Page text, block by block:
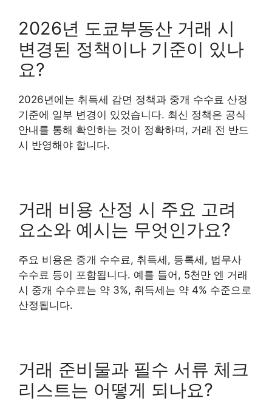
2026년 도쿄부동산 거래 시
변경된 정책이나 기준이 있나
요?
2026년에는 취득세 감면 정책과 중개 수수료 산정
기준에 일부 변경이 있었습니다. 최신 정책은 공식
안내를 통해 확인하는 것이 정확하며, 거래 전 반드
시 반영해야 합니다.
거래 비용 산정 시 주요 고려
요소와 예시는 무엇인가요?
주요 비용은 중개 수수료, 취득세, 등록세, 법무사
수수료 등이 포함됩니다. 예를 들어, 5천만 엔 거래
시 중개 수수료는 약 3%, 취득세는 약 4% 수준으로
산정됩니다.
거래 준비물과 필수 서류 체크
리스트는 어떻게 되나요?